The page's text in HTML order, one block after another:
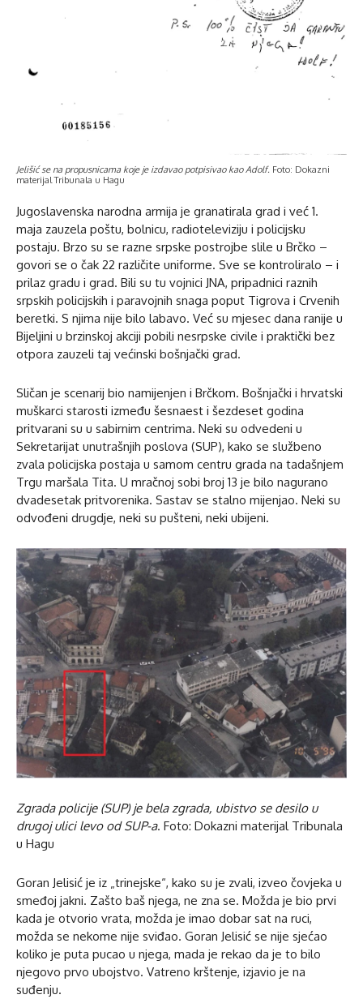
Jelišić se na propusnicama koje je izdavao potpisivao kao Adolf. Foto: Dokazni
materijal Tribunala u Hagu
Jugoslavenska narodna armija je granatirala grad i već 1.
maja zauzela poštu, bolnicu, radioteleviziju i policijsku
postaju. Brzo su se razne srpske postrojbe slile u Brčko –
govori se o čak 22 različite uniforme. Sve se kontroliralo – i
prilaz gradu i grad. Bili su tu vojnici JNA, pripadnici raznih
srpskih policijskih i paravojnih snaga poput Tigrova i Crvenih
beretki. S njima nije bilo labavo. Već su mjesec dana ranije u
Bijeljini u brzinskoj akciji pobili nesrpske civile i praktički bez
otpora zauzeli taj većinski bošnjački grad.
Sličan je scenarij bio namijenjen i Brčkom. Bošnjački i hrvatski
muškarci starosti između šesnaest i šezdeset godina
pritvarani su u sabirnim centrima. Neki su odvedeni u
Sekretarijat unutrašnjih poslova (SUP), kako se službeno
zvala policijska postaja u samom centru grada na tadašnjem
Trgu maršala Tita. U mračnoj sobi broj 13 je bilo nagurano
dvadesetak pritvorenika. Sastav se stalno mijenjao. Neki su
odvođeni drugdje, neki su pušteni, neki ubijeni.
Zgrada policije (SUP) je bela zgrada, ubistvo se desilo u
drugoj ulici levo od SUP-a. Foto: Dokazni materijal Tribunala
u Hagu
Goran Jelisić je iz „trinejske“, kako su je zvali, izveo čovjeka u
smeđoj jakni. Zašto baš njega, ne zna se. Možda je bio prvi
kada je otvorio vrata, možda je imao dobar sat na ruci,
možda se nekome nije sviđao. Goran Jelisić se nije sjećao
koliko je puta pucao u njega, mada je rekao da je to bilo
njegovo prvo ubojstvo. Vatreno krštenje, izjavio je na
suđenju.